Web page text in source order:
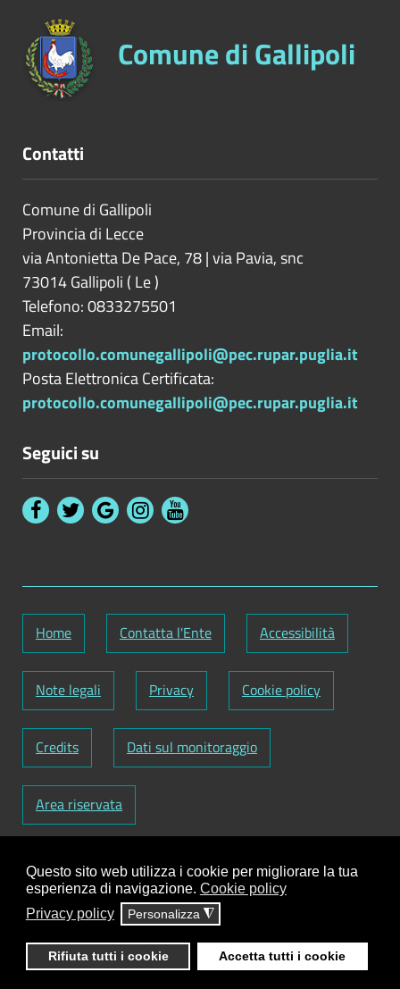
Questo sito web utilizza i cookie per migliorare la tua
esperienza di navigazione. Cookie policy
Privacy policy
Personalizza ◮
Rifiuta tutti i cookie Accetta tutti i cookie
Comune di Gallipoli
Contatti
Comune di Gallipoli
Provincia di Lecce
via Antonietta De Pace, 78 | via Pavia, snc
73014Gallipoli ( Le)
Telefono: 0833275501
Email:
protocollo.comunegallipoli@pec.rupar.puglia.it
Posta Elettronica Certificata:
protocollo.comunegallipoli@pec.rupar.puglia.it
Seguici su
Home Contatta l'Ente Accessibilità
Note legali Privacy Cookie policy
Credits Dati sul monitoraggio
Area riservata
Codice Fiscale: 82000090751-Partita IVA:
01129720759-Codice Fatturazione elettronica:
UFY1HC
contenuti:Antonio Scrimitore